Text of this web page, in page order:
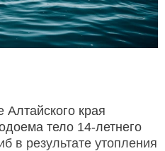
края
тело 14-летнего
в результате утопления